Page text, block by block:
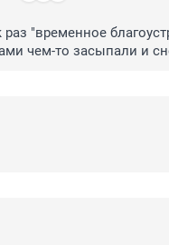
раз "временное
чем-то засыпали и